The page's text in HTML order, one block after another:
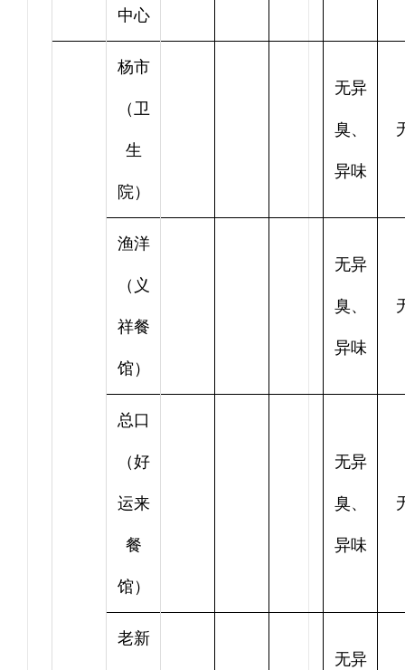
中心
杨市
（卫
生
院）
无异
臭、
异味
渔洋
（义
祥餐
馆）
无异
臭、
异味
总口
（好
运来
餐
馆）
无异
臭、
异味
老新
无异